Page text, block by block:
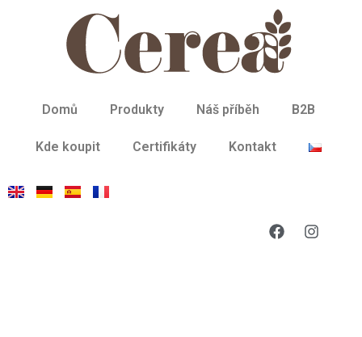
Domů Produkty Náš příběh B2B
Kde koupit Certifikáty Kontakt